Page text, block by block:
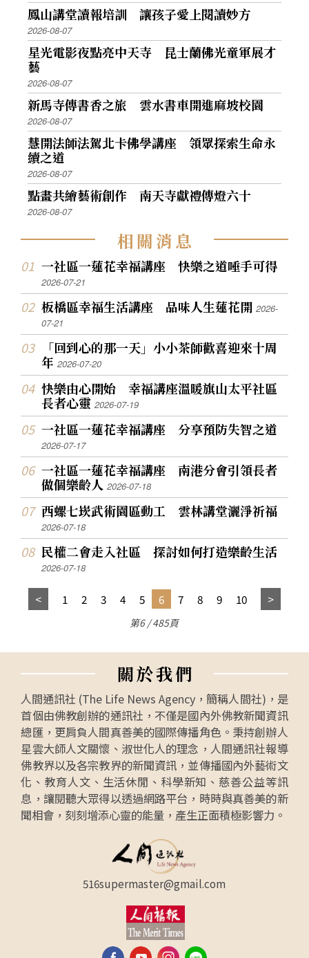
鳳山講堂讀報培訓 讓孩子愛上閱讀妙方
2026-08-07
星光電影夜點亮中天寺 昆士蘭佛光童軍展才
藝
2026-08-07
新馬寺傳書香之旅 雲水書車開進麻坡校園
2026-08-07
慧開法師法駕北卡佛學講座 領眾探索生命永
續之道
2026-08-07
點畫共繪藝術創作 南天寺獻禮傳燈六十
2026-08-07
相關消息
一社區一蓮花幸福講座 快樂之道唾手可得
2026-07-21
板橋區幸福生活講座 品味人生蓮花開2026-
07-21
「回到心的那一天」小小茶師歡喜迎來十周
年2026-07-20
快樂由心開始 幸福講座溫暖旗山太平社區
長者心靈2026-07-19
一社區一蓮花幸福講座 分享預防失智之道
2026-07-17
一社區一蓮花幸福講座 南港分會引領長者
做個樂齡人2026-07-18
西螺七崁武術園區動工 雲林講堂灑淨祈福
2026-07-18
民權二會走入社區 探討如何打造樂齡生活
2026-07-18
1 2 3 4 5 6 7 8 9 10
第6 / 485頁
關於我們
人間通訊社 (The Life News Agency，簡稱人間社)，是
首個由佛教創辦的通訊社，不僅是國內外佛教新聞資訊
總匯，更肩負人間真善美的國際傳播角色。秉持創辦人
星雲大師人文關懷、淑世化人的理念，人間通訊社報導
佛教界以及各宗教界的新聞資訊，並傳播國內外藝術文
化、教育人文、生活休閒、科學新知、慈善公益等訊
息，讓閱聽大眾得以透過網路平台，時時與真善美的新
聞相會，刻刻增添心靈的能量，產生正面積極影響力。
516supermaster@gmail.com